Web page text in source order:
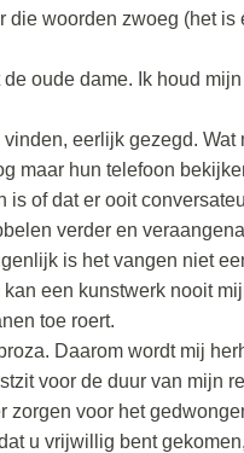
woorden zwoeg (het
oude dame. Ik houd
eerlijk gezegd.
maar hun telefoon
of dat er ooit
verder en
is het vangen niet
een kunstwerk nooit
toe roert.
Daarom wordt mij
voor de duur van mijn
zorgen voor het
u vrijwillig bent